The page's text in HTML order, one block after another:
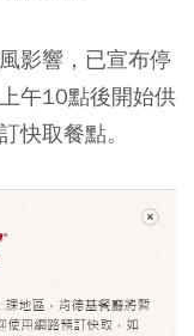
影響，已宣布停
午10點後開始供
快取餐點。